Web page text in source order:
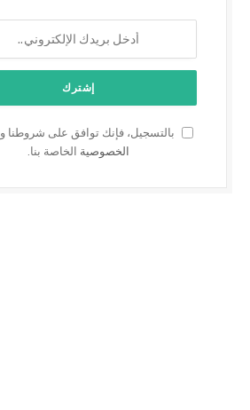
بالتسجيل، فإنك توافق على شروطنا و
الخصوصية الخاصة بنا.